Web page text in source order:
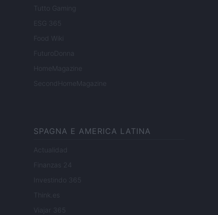
Tutto Gaming
ESG 365
Food Wiki
FuturoDonna
HomeMagazine
SecondHomeMagazine
SPAGNA E AMERICA LATINA
Actualidad
Finanzas 24
Investindo 365
Think.es
Viajar 365